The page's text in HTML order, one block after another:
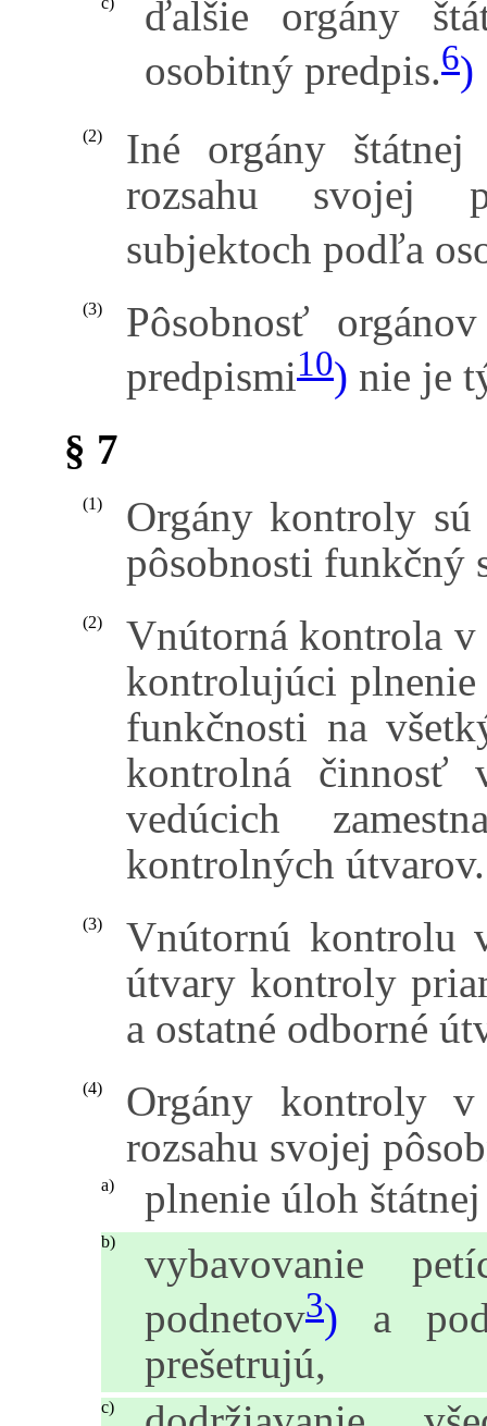
ďalšie orgány
osobitný predpis.6)
(2)
Iné orgány
rozsahu svojej
subjektoch podľa
(3)
Pôsobnosť
predpismi10) nie je
§ 7
(1)
Orgány kontroly
pôsobnosti funkčný
(2)
Vnútorná kontrola v
kontrolujúci plnenie
funkčnosti na
kontrolná činnosť
vedúcich
kontrolných útvarov.
(3)
Vnútornú kontrolu
útvary kontroly
a ostatné odborné
(4)
Orgány kontroly
rozsahu svojej
a) plnenie úloh
b)
vybavovanie
podnetov3) a
prešetrujú,
c)